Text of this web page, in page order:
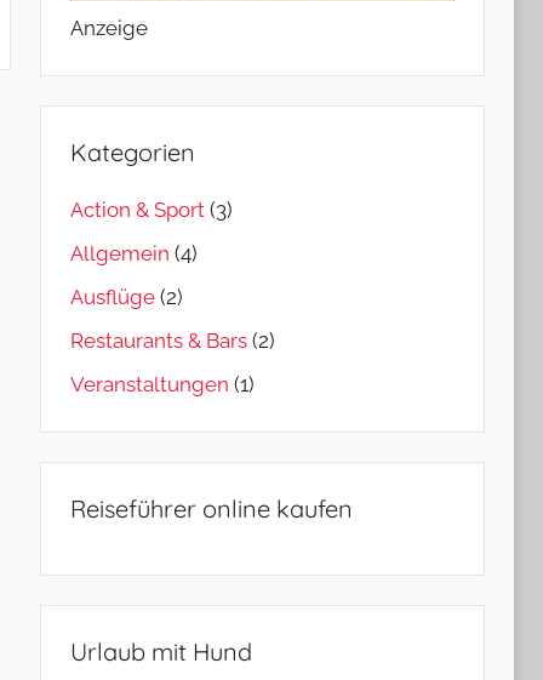
Anzeige
Kategorien
Action & Sport(3)
Allgemein (4)
Ausflüge(2)
Restaurants & Bars(2)
Veranstaltungen (1)
Reiseführer online kaufen
Urlaub mit Hund